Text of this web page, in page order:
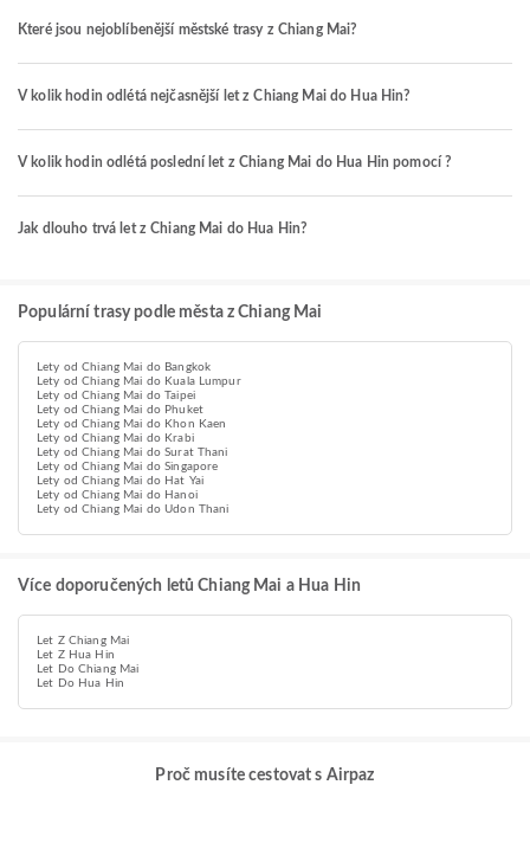
Které jsou nejoblíbenější městské trasy z Chiang Mai?
V kolik hodin odlétá nejčasnější let z Chiang Mai do Hua Hin?
V kolik hodin odlétá poslední let z Chiang Mai do Hua Hin pomocí ?
Jak dlouho trvá let z Chiang Mai do Hua Hin?
Populární trasy podle města z Chiang Mai
Lety od Chiang Mai do Bangkok
Lety od Chiang Mai do Kuala Lumpur
Lety od Chiang Mai do Taipei
Lety od Chiang Mai do Phuket
Lety od Chiang Mai do Khon Kaen
Lety od Chiang Mai do Krabi
Lety od Chiang Mai do Surat Thani
Lety od Chiang Mai do Singapore
Lety od Chiang Mai do Hat Yai
Lety od Chiang Mai do Hanoi
Lety od Chiang Mai do Udon Thani
Více doporučených letů Chiang Mai a Hua Hin
Let Z Chiang Mai
Let Z Hua Hin
Let Do Chiang Mai
Let Do Hua Hin
Proč musíte cestovat s Airpaz